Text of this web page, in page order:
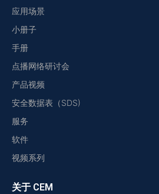
应用场景
小册子
手册
点播网络研讨会
产品视频
安全数据表（SDS)
服务
软件
视频系列
关于 CEM